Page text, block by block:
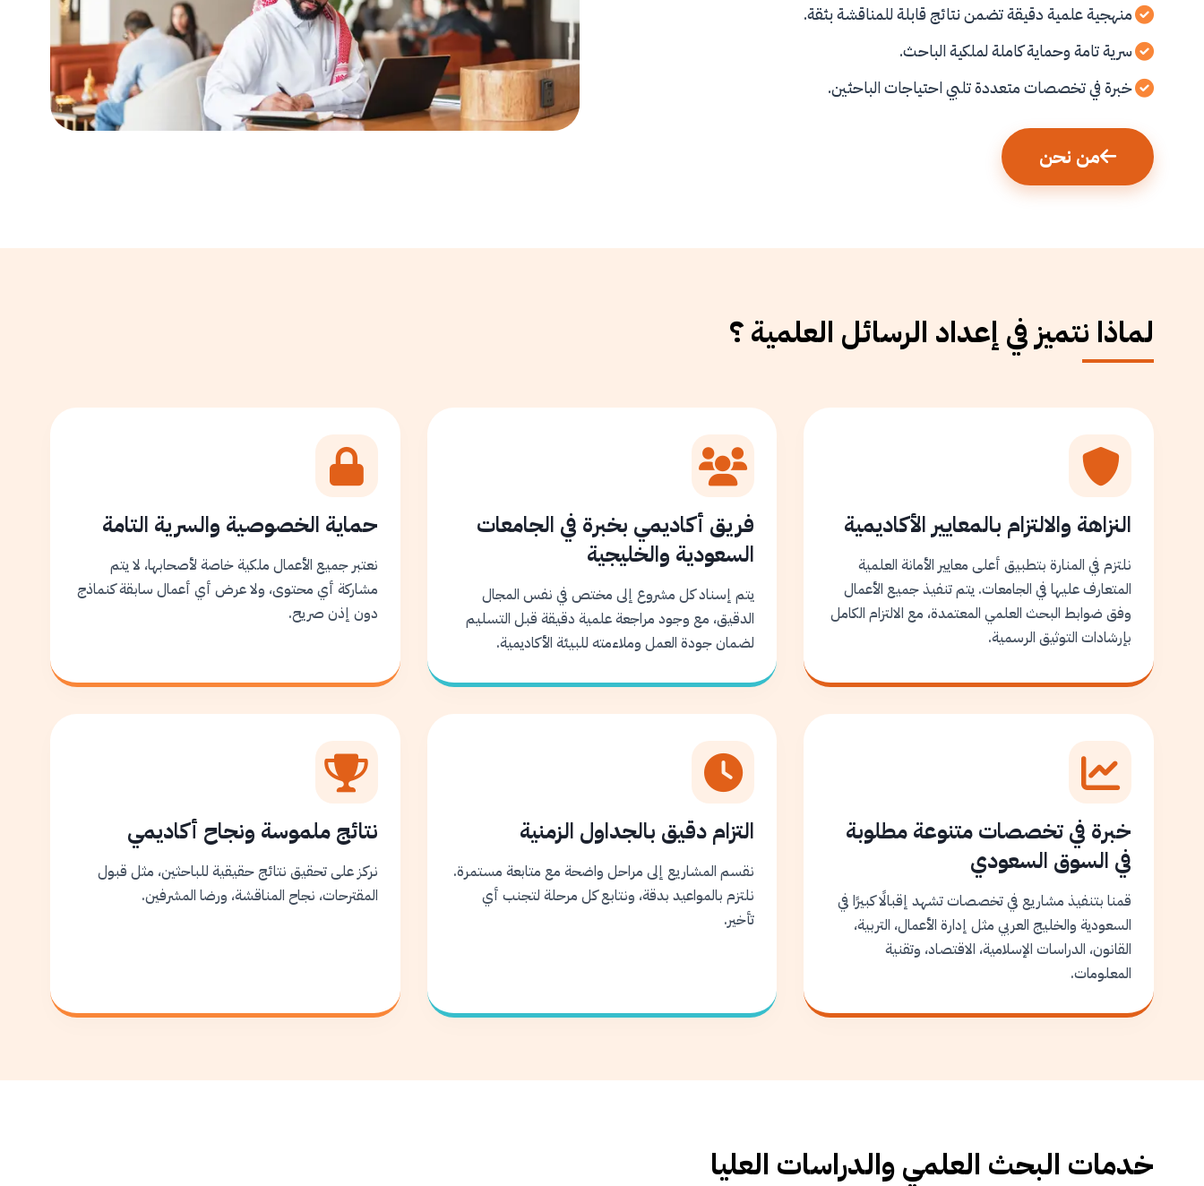
منهجية علمية دقيقة تضمن نتائج قابلة للمناقشة بثقة.
سرية تامة وحماية كاملة لملكية الباحث.
خبرة في تخصصات متعددة تلبي احتياجات الباحثين.
من نحن
لماذا نتميز في إعداد الرسائل العلمية ؟
النزاهة والالتزام بالمعايير الأكاديمية
نلتزم في المنارة بتطبيق أعلى معايير الأمانة العلمية
المتعارف عليها في الجامعات. يتم تنفيذ جميع الأعمال
وفق ضوابط البحث العلمي المعتمدة، مع الالتزام الكامل
بإرشادات التوثيق الرسمية.
فريق أكاديمي بخبرة في الجامعات
السعودية والخليجية
يتم إسناد كل مشروع إلى مختص في نفس المجال
الدقيق، مع وجود مراجعة علمية دقيقة قبل التسليم
لضمان جودة العمل وملاءمته للبيئة الأكاديمية.
حماية الخصوصية والسرية التامة
نعتبر جميع الأعمال ملكية خاصة لأصحابها، لا يتم
مشاركة أي محتوى، ولا عرض أي أعمال سابقة كنماذج
دون إذن صريح.
خبرة في تخصصات متنوعة مطلوبة
في السوق السعودي
قمنا بتنفيذ مشاريع في تخصصات تشهد إقبالًا كبيرًا في
السعودية والخليج العربي مثل إدارة الأعمال، التربية،
القانون، الدراسات الإسلامية، الاقتصاد، وتقنية
المعلومات.
التزام دقيق بالجداول الزمنية
نقسم المشاريع إلى مراحل واضحة مع متابعة مستمرة.
نلتزم بالمواعيد بدقة، ونتابع كل مرحلة لتجنب أي
تأخير.
نتائج ملموسة ونجاح أكاديمي
نركز على تحقيق نتائج حقيقية للباحثين، مثل قبول
المقترحات، نجاح المناقشة، ورضا المشرفين.
خدمات البحث العلمي والدراسات العليا